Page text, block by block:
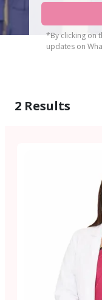
*By clicking on
updates on
2 Results